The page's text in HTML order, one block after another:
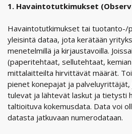
1. Havaintotutkimukset
Havaintotutkimukset tai tuotanto-/
yleisintä dataa, jota kerätään
menetelmillä ja kirjaustavoilla.
(paperitehtaat, sellutehtaat,
mittalaitteilta hirvittävät määrät.
pienet konepajat ja palveluyrittäjät,
tulevat ja lähtevät laskut ja tietysti
taltioituva kokemusdata. Data voi
datasta jatkuvaan numerodataan.